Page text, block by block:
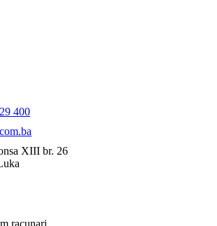
400
XIII br. 26